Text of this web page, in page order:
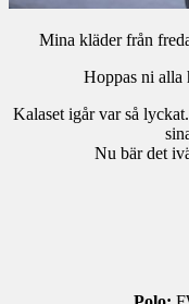
Mina kläder från
Hoppas ni alla
Kalaset igår var så
Nu bär det